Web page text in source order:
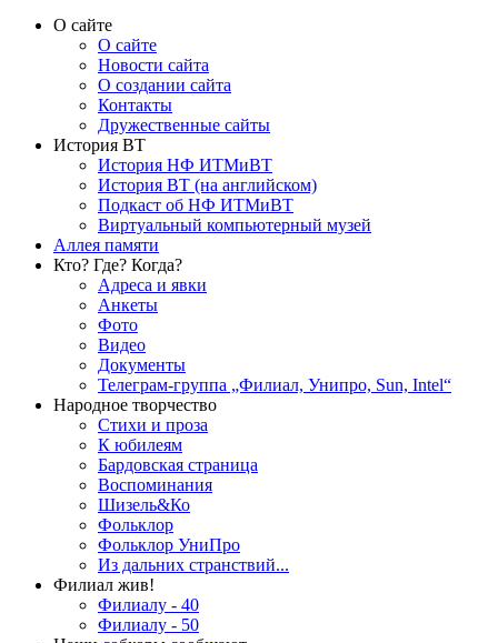
О сайте
О сайте
Новости сайта
О создании сайта
Контакты
Дружественные сайты
История ВТ
История НФ ИТМиВТ
История ВТ (на английском)
Подкаст об НФ ИТМиВТ
Виртуальный компьютерный музей
Аллея памяти
Кто? Где? Когда?
Адреса и явки
Анкеты
Фото
Видео
Документы
Телеграм-группа „Филиал, Унипро, Sun, Intel“
Народное творчество
Стихи и проза
К юбилеям
Бардовская страница
Воспоминания
Шизель&Ко
Фольклор
Фольклор УниПро
Из дальних странствий...
Филиал жив!
Филиалу - 40
Филиалу - 50